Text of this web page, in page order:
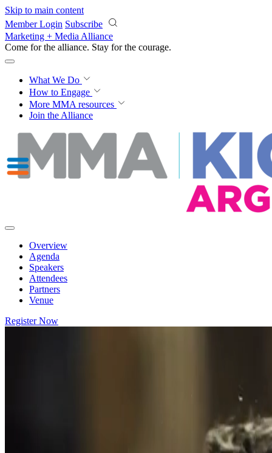
Skip to main content
Member Login Subscribe
Marketing + Media Alliance
Come for the alliance. Stay for the courage.
What We Do
How to Engage
More MMA resources
Join the Alliance
Overview
Agenda
Speakers
Attendees
Partners
Venue
Register Now